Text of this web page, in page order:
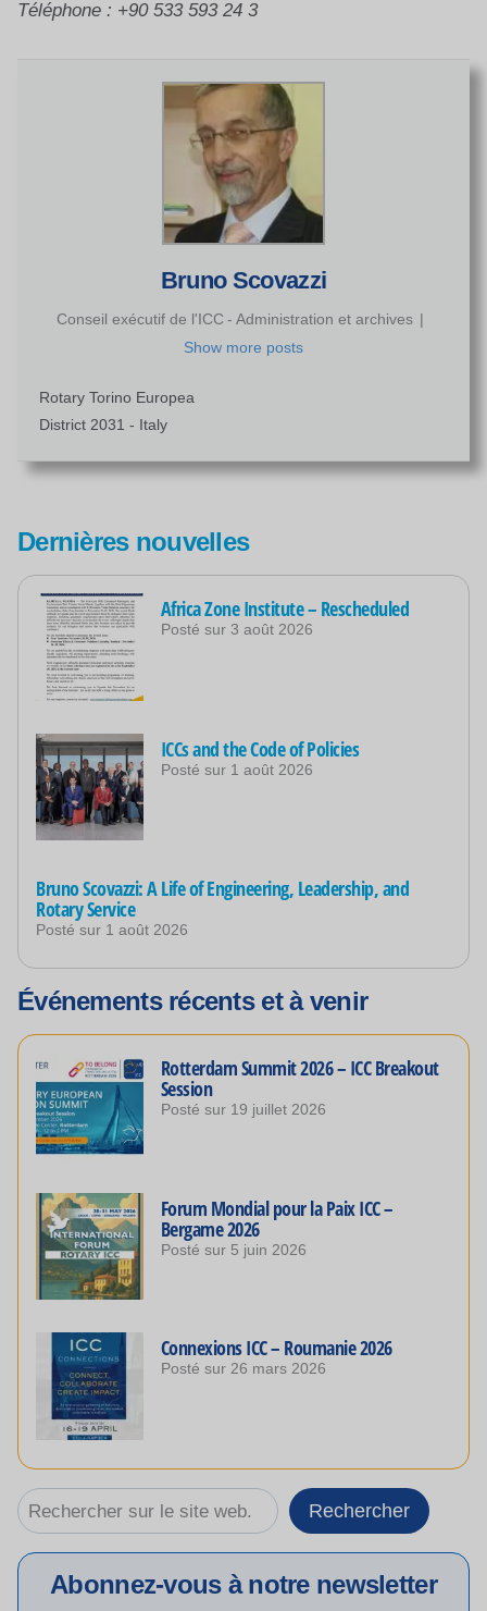
Téléphone : +90 533 593 24 3
Bruno Scovazzi
Conseil exécutif de l'ICC - Administration et archives |
Show more posts
Rotary Torino Europea
District 2031 - Italy
Dernières nouvelles
Africa Zone Institute – Rescheduled
Posté sur 3 août 2026
ICCs and the Code of Policies
Posté sur 1 août 2026
Bruno Scovazzi: A Life of Engineering, Leadership, and
Rotary Service
Posté sur 1 août 2026
Événements récents et à venir
Rotterdam Summit 2026 – ICC Breakout
Session
Posté sur 19 juillet 2026
Forum Mondial pour la Paix ICC –
Bergame 2026
Posté sur 5 juin 2026
Connexions ICC – Roumanie 2026
Posté sur 26 mars 2026
Rechercher Rechercher
Abonnez-vous à notre newsletter